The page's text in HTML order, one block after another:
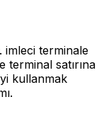
imleci terminale
terminal satırına
kullanmak